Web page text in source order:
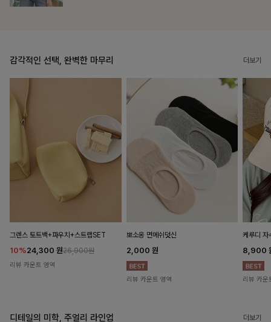
감각적인 선택, 완벽한 마무리 더보기
그렌스 토트백+파우치+스트랩SET
10%24,300 원26,900원
리뷰 카운트 영역
뽀소옹 면메쉬덧신
2,000 원
리뷰 카운트 영역
케루디 자
8,900
리뷰 카운
디테일의 미학, 주얼리 라인업 더보기